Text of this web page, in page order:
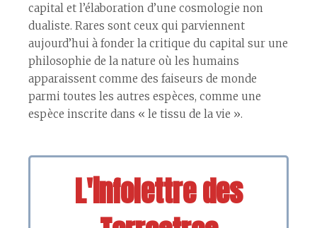
capital et l’élaboration d’une cosmologie non
dualiste. Rares sont ceux qui parviennent
aujourd’hui à fonder la critique du capital sur une
philosophie de la nature où les humains
apparaissent comme des faiseurs de monde
parmi toutes les autres espèces, comme une
espèce inscrite dans « le tissu de la vie ».
L'infolettre des